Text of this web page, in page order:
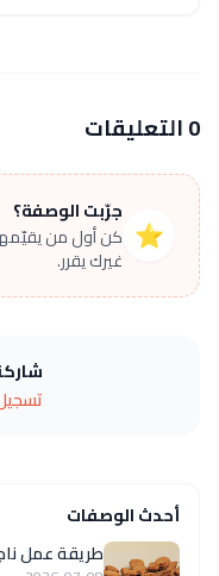
0 التعليقات
⭐
جرّبت الوصفة؟
كن أول من
غيرك يقرر.
أحدث الوصفات
طريقة عمل